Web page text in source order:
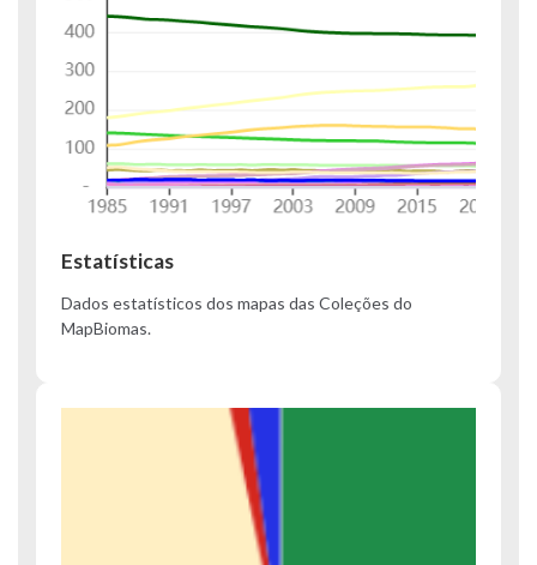
Estatísticas
Dados estatísticos dos mapas das Coleções do
MapBiomas.